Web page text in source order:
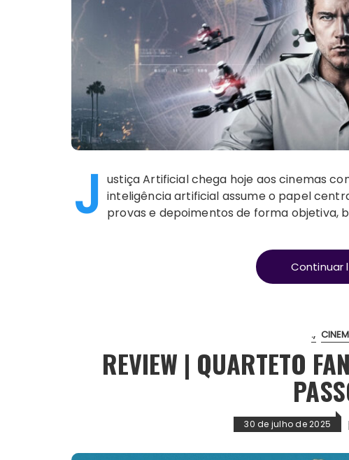
J ustiça Artificial chega hoje aos cinemas
inteligência artificial assume o papel
provas e depoimentos de forma objetiva,
Continuar
.
REVIEW | QUARTETO
30 de julho de 2025